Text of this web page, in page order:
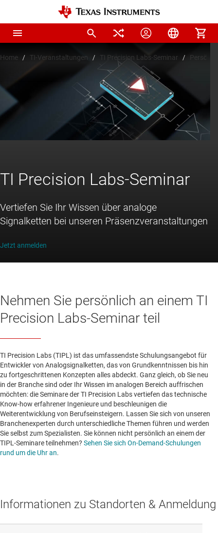
Home TI-Veranstaltungen TI Precision Labs-Seminar
TI Precision Labs-Seminar
Vertiefen Sie Ihr Wissen über analoge
Signalketten bei unseren Präsenzveranstaltungen
Jetzt anmelden
Nehmen Sie persönlich an einem TI
Precision Labs-Seminar teil
TI Precision Labs (TIPL) ist das umfassendste Schulungsangebot für
Entwickler von Analogsignalketten, das von Grundkenntnissen bis hin
zu fortgeschrittenen Konzepten alles abdeckt. Ganz gleich, ob Sie neu
in der Branche sind oder Ihr Wissen im analogen Bereich auffrischen
möchten: die Seminare der TI Precision Labs vertiefen das technische
Know-how erfahrener Ingenieure und beschleunigen die
Weiterentwicklung von Berufseinsteigern. Lassen Sie sich von unseren
Branchenexperten durch unterschiedliche Themen führen und werden
Sie selbst zum Spezialisten. Sie können nicht persönlich an einem der
TIPL-Seminare teilnehmen? Sehen Sie sich On-Demand-Schulungen
rund um die Uhr an.
Informationen zu Standorten & Anmeldung